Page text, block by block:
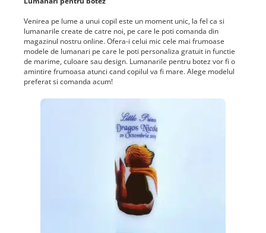
Venirea pe lume a unui copil este un moment unic, la fel ca si
lumanarile create de catre noi, pe care le poti comanda din
magazinul nostru online. Ofera-i celui mic cele mai frumoase
modele de lumanari pe care le poti personaliza gratuit in functie
de marime, culoare sau design. Lumanarile pentru botez vor fi o
amintire frumoasa atunci cand copilul va fi mare. Alege modelul
preferat si comanda acum!